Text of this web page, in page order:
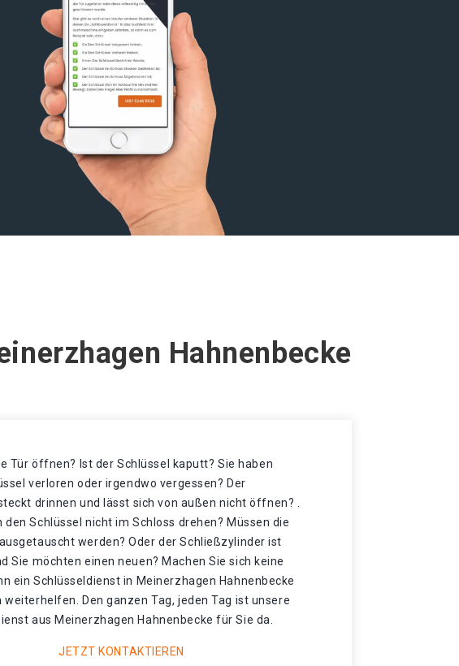
Hahnenbecke
Tür öffnen? Ist der Schlüssel kaputt? Sie haben
verloren oder irgendwo vergessen? Der
drinnen und lässt sich von außen nicht öffnen? .
den Schlüssel nicht im Schloss drehen? Müssen die
werden? Oder der Schließzylinder ist
Sie möchten einen neuen? Machen Sie sich keine
ein Schlüsseldienst in Meinerzhagen Hahnenbecke
weiterhelfen. Den ganzen Tag, jeden Tag ist unsere
aus Meinerzhagen Hahnenbecke für Sie da.
JETZT KONTAKTIEREN